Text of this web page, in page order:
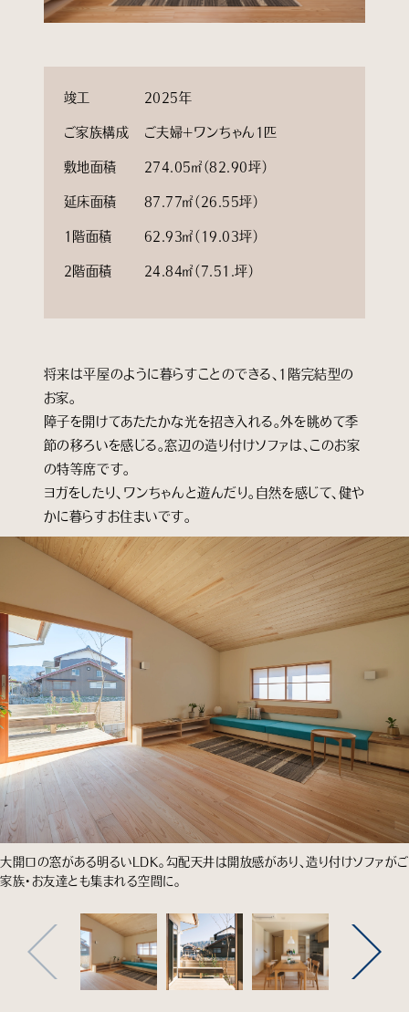
竣工 2025年
ご家族構成 ご夫婦＋ワンちゃん1匹
敷地面積 274.05㎡（82.90坪）
延床面積 87.77㎡（26.55坪）
1階面積 62.93㎡（19.03坪）
2階面積 24.84㎡（7.51.坪）
将来は平屋のように暮らすことのできる、1階完結型の
お家。
障子を開けてあたたかな光を招き入れる。外を眺めて季
節の移ろいを感じる。窓辺の造り付けソファは、このお家
の特等席です。
ヨガをしたり、ワンちゃんと遊んだり。自然を感じて、健や
かに暮らすお住まいです。
大開口の窓がある明るいLDK。勾配天井は開放感があり、造り付けソファがご
家族・お友達とも集まれる空間に。